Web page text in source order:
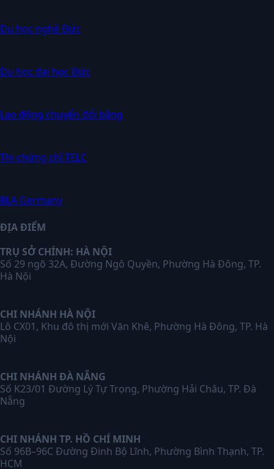
Du học nghề Đức
Du học đại học Đức
Lao động chuyển đổi bằng
Thi chứng chỉ TELC
BLA Germany
ĐỊA ĐIỂM
TRỤ SỞ CHÍNH: HÀ NỘI
Số 29 ngõ 32A, Đường Ngô Quyền, Phường Hà Đông, TP.
Hà Nội
CHI NHÁNH HÀ NỘI
Lô CX01, Khu đô thị mới Văn Khê, Phường Hà Đông, TP. Hà
Nội
CHI NHÁNH ĐÀ NẴNG
Số K23/01 Đường Lý Tự Trọng, Phường Hải Châu, TP. Đà
Nẵng
CHI NHÁNH TP. HỒ CHÍ MINH
Số 96B–96C Đường Đinh Bộ Lĩnh, Phường Bình Thạnh, TP.
HCM